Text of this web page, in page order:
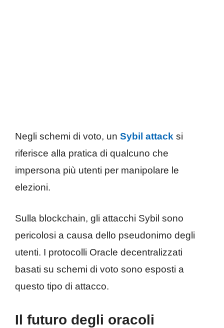
Negli schemi di voto, un Sybil attack si
riferisce alla pratica di qualcuno che
impersona più utenti per manipolare le
elezioni.
Sulla blockchain, gli attacchi Sybil sono
pericolosi a causa dello pseudonimo degli
utenti. I protocolli Oracle decentralizzati
basati su schemi di voto sono esposti a
questo tipo di attacco.
Il futuro degli oracoli